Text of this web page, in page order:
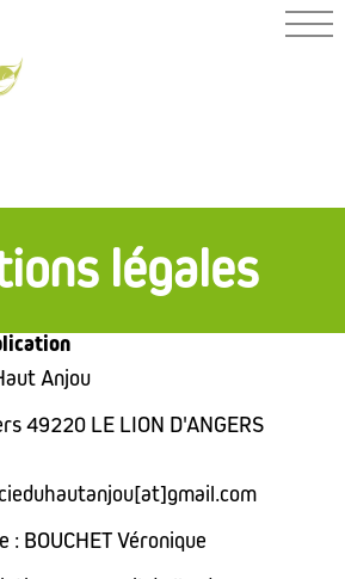
légales
Anjou
49220 LE LION D'ANGERS
: BOUCHET Véronique